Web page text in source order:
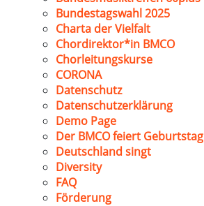
Bundestagswahl 2025
Charta der Vielfalt
Chordirektor*in BMCO
Chorleitungskurse
CORONA
Datenschutz
Datenschutzerklärung
Demo Page
Der BMCO feiert Geburtstag
Deutschland singt
Diversity
FAQ
Förderung